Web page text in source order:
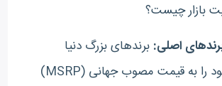
بازار چیست؟
اصلی: برندهای بزرگ دنیا
محصولات خود را به قیمت مصوب جهانی (MSRP)